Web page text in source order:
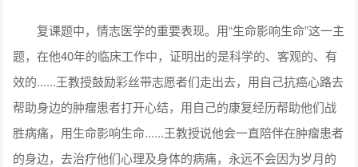
复课题中，情志医学的重要表现。用“生命影响生命”这一主
题，在他40年的临床工作中，证明出的是科学的、客观的、有
效的......王教授鼓励彩丝带志愿者们走出去，用自己抗癌心路去
帮助身边的肿瘤患者打开心结，用自己的康复经历帮助他们战
胜病痛，用生命影响生命......王教授说他会一直陪伴在肿瘤患者
的身边，去治疗他们心理及身体的病痛，永远不会因为岁月的